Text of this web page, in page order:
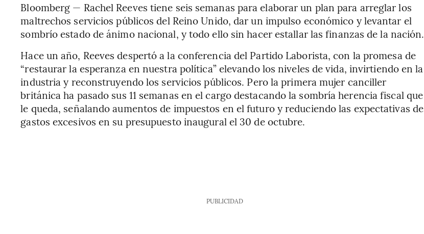
Bloomberg — Rachel Reeves tiene seis semanas para elaborar un plan para arreglar los
maltrechos servicios públicos del Reino Unido, dar un impulso económico y levantar el
sombrío estado de ánimo nacional, y todo ello sin hacer estallar las finanzas de la nación.
Hace un año, Reeves despertó a la conferencia del Partido Laborista, con la promesa de
“restaurar la esperanza en nuestra política” elevando los niveles de vida, invirtiendo en la
industria y reconstruyendo los servicios públicos. Pero la primera mujer canciller
británica ha pasado sus 11 semanas en el cargo destacando la sombría herencia fiscal que
le queda, señalando aumentos de impuestos en el futuro y reduciendo las expectativas de
gastos excesivos en su presupuesto inaugural el 30 de octubre.
PUBLICIDAD